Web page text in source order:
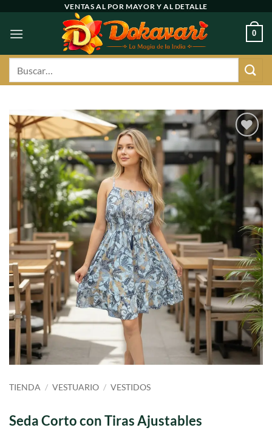
contenido
VENTAS AL POR MAYOR Y AL DETALLE
0
Agregar
favoritos
TIENDA / VESTUARIO / VESTIDOS
Seda Corto con Tiras Ajustables